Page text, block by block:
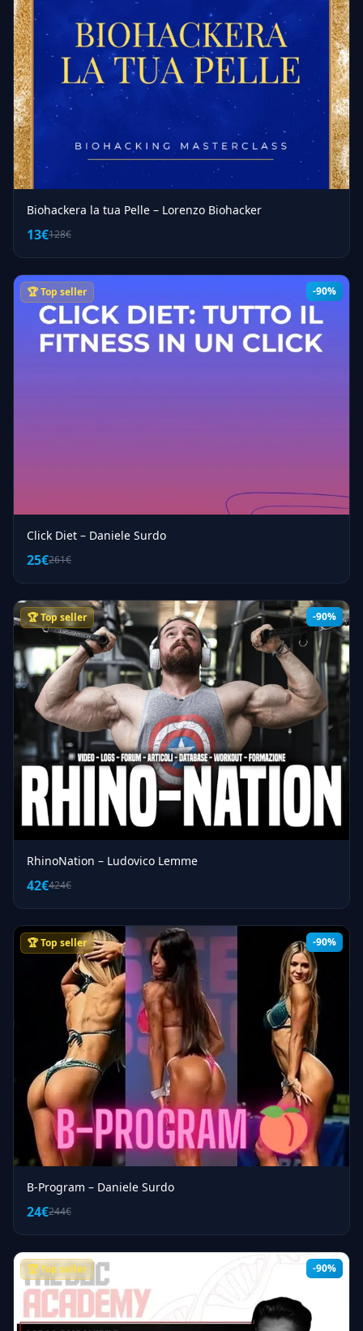
Biohackera la tua Pelle – Lorenzo Biohacker
13€128€
-90%
🏆 Top seller
Click Diet – Daniele Surdo
25€261€
-90%
🏆 Top seller
RhinoNation – Ludovico Lemme
42€424€
-90%
🏆 Top seller
B-Program – Daniele Surdo
24€244€
-90%
🏆 Top seller